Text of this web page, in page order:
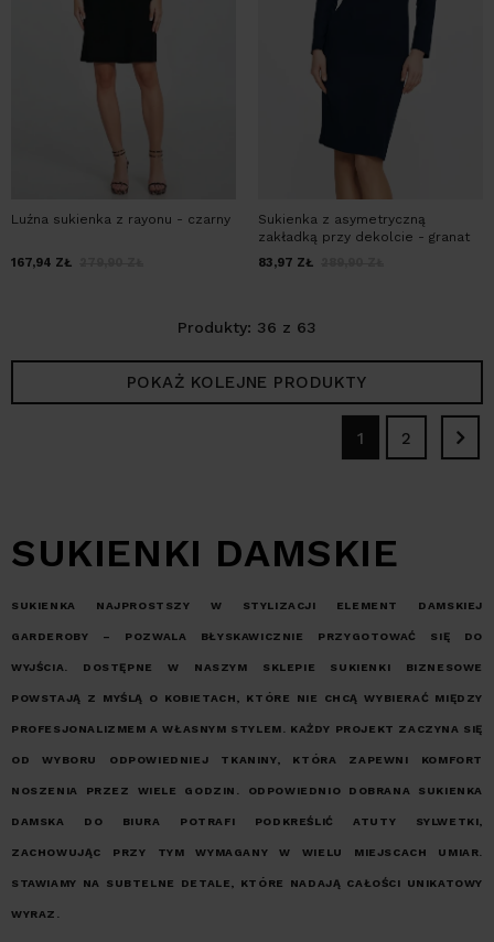
Luźna sukienka z rayonu - czarny
167,94 ZŁ
Sukienka z asymetryczną
zakładką przy dekolcie - granat
83,97 ZŁ
Produkty: 36 z 63
POKAŻ KOLEJNE PRODUKTY
1 2
SUKIENKI DAMSKIE
SUKIENKA NAJPROSTSZY W STYLIZACJI ELEMENT DAMSKIEJ
GARDEROBY – POZWALA BŁYSKAWICZNIE PRZYGOTOWAĆ SIĘ DO
WYJŚCIA. DOSTĘPNE W NASZYM SKLEPIE SUKIENKI BIZNESOWE
POWSTAJĄ Z MYŚLĄ O KOBIETACH, KTÓRE NIE CHCĄ WYBIERAĆ MIĘDZY
PROFESJONALIZMEM A WŁASNYM STYLEM. KAŻDY PROJEKT ZACZYNA SIĘ
OD WYBORU ODPOWIEDNIEJ TKANINY, KTÓRA ZAPEWNI KOMFORT
NOSZENIA PRZEZ WIELE GODZIN. ODPOWIEDNIO DOBRANA SUKIENKA
DAMSKA DO BIURA POTRAFI PODKREŚLIĆ ATUTY SYLWETKI,
ZACHOWUJĄC PRZY TYM WYMAGANY W WIELU MIEJSCACH UMIAR.
STAWIAMY NA SUBTELNE DETALE, KTÓRE NADAJĄ CAŁOŚCI UNIKATOWY
WYRAZ.